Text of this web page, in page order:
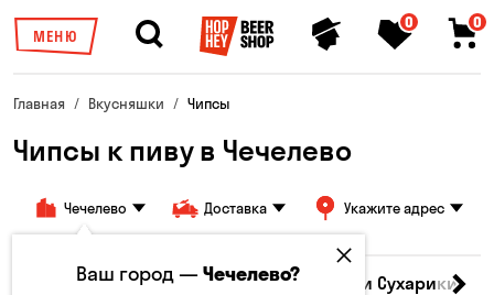
МЕНЮ
0 0
Главная Вкусняшки Чипсы
Чипсы к пиву в Чечелево
Чечелево Доставка Укажите адрес
Кукуруза Семечки Чипсы Гренки и Сухарики
Ваш город —Чечелево?